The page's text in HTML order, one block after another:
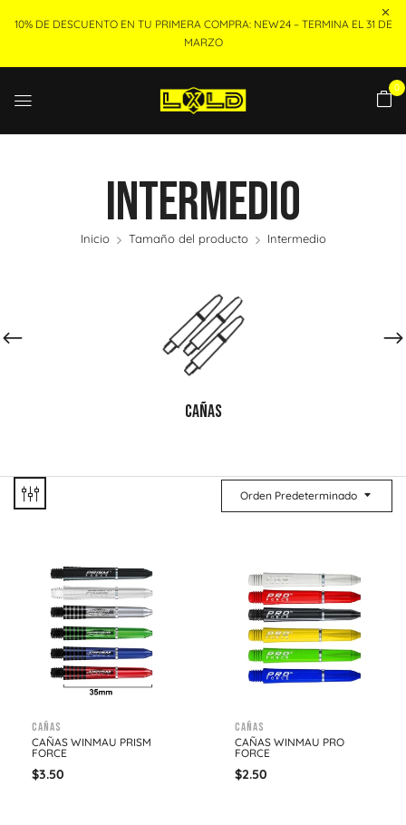
10% DE DESCUENTO EN TU PRIMERA COMPRA: NEW24 – TERMINA EL 31 DE
MARZO
0
Intermedio
Inicio Tamaño del producto Intermedio
CAÑAS
Orden Predeterminado
Cañas
CAÑAS WINMAU PRISM
FORCE
$3.50
Cañas
CAÑAS WINMAU PRO
FORCE
$2.50